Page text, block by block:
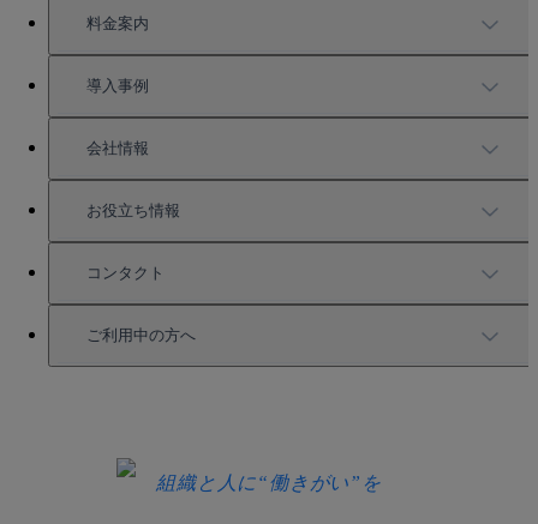
TUNAGの特徴
機能一覧
充実したサポート
強固なセキュリティ
料金案内
料金案内
導入事例
導入事例
活用方法
会社情報
会社情報
お役立ち情報
お役立ち資料一覧
セミナー情報
コンタクト
サービス資料請求
ご利用中の方へ
組織と人に“働きがい”を